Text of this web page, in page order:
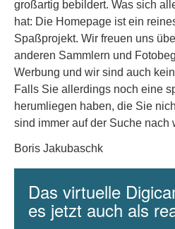
großartig bebildert. Was sich
hat: Die Homepage ist ein
Spaßprojekt. Wir freuen uns
anderen Sammlern und
Werbung und wir sind auch
Falls Sie allerdings noch eine
herumliegen haben, die Sie
sind immer auf der Suche nach
Boris Jakubaschk
Das virtuelle
es jetzt auch als